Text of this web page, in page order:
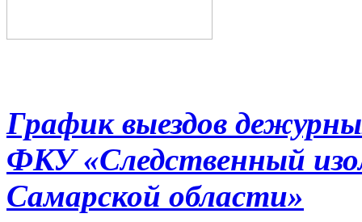
График выездов
ФКУ «Следственный
Самарской области»